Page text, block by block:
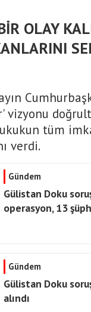
OLAY
vizyonu
tüm
verdi.
Gündem
Gülistan Doku
operasyon, 13
Gündem
Gülistan Doku
alındı